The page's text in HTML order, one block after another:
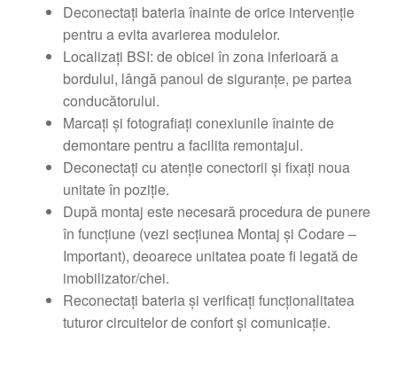
Deconectați bateria înainte de orice intervenție
pentru a evita avarierea modulelor.
Localizați BSI: de obicei în zona inferioară a
bordului, lângă panoul de siguranțe, pe partea
conducătorului.
Marcați și fotografiați conexiunile înainte de
demontare pentru a facilita remontajul.
Deconectați cu atenție conectorii și fixați noua
unitate în poziție.
După montaj este necesară procedura de punere
în funcțiune (vezi secțiunea Montaj și Codare –
Important), deoarece unitatea poate fi legată de
imobilizator/chei.
Reconectați bateria și verificați funcționalitatea
tuturor circuitelor de confort și comunicație.